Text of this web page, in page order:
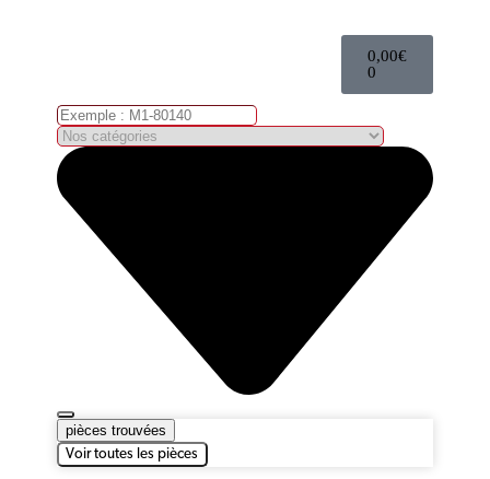
0,00€
0
pièces trouvées
Voir toutes les pièces